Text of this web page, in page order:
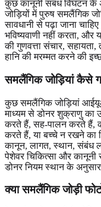
कुछ कानूनी संबंध विघटन के
जोड़ियों में पुरुष समलैंगिक
सावधानी से पढ़ा जाना
भविष्यवाणी नहीं करता, और
की गुणवत्ता संचार,
हानि की मरम्मत करने की
समलैंगिक जोड़ियां कैसे
कुछ समलैंगिक जोड़ियां
माध्यम से डोनर शुक्राणु का
करते हैं, सह-पालन करते हैं,
करते हैं, या बच्चे न रखने का
कानून, लागत, स्थान, संबंध
पेशेवर चिकित्सा और कानूनी
डोनर नियम स्थान के अनुसार
क्या समलैंगिक जोड़ी